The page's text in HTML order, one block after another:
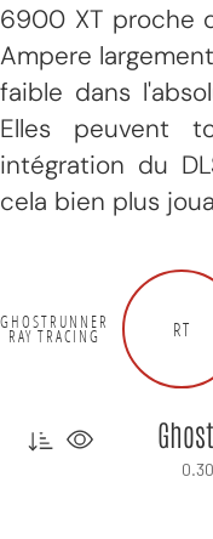
6900 XT proche
Ampere
faible dans
Elles peuvent
intégration du
cela bien plus